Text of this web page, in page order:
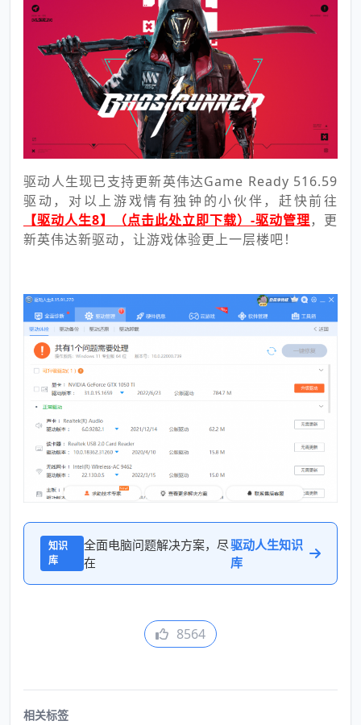
驱动人生现已支持更新英伟达Game Ready 516.59
驱动，对以上游戏情有独钟的小伙伴，赶快前往
【驱动人生8】（点击此处立即下载）-驱动管理，更
新英伟达新驱动，让游戏体验更上一层楼吧！
知识
库
全面电脑问题解决方案，尽
在
驱动人生知识
库
8564
相关标签